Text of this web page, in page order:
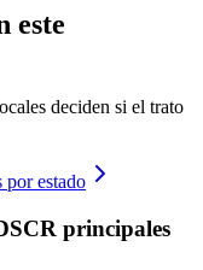
este
deciden si el trato
por estado
principales